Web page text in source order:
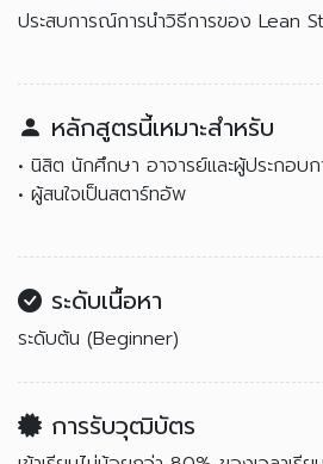
ประสบการณ์การนำวิธีการของ Lean
หลักสูตรนี้เหมาะสำหรับ
• นิสิต นักศึกษา อาจารย์และผู้ประกอบก
• ผู้สนใจเป็นสตาร์ทอัพ
ระดับเนื้อหา
ระดับต้น (Beginner)
การรับวุฒิบัตร